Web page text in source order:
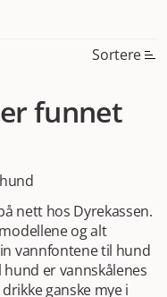
ut forskjellige
til hund er en
tekniske,
vann. I naturen
Du har sikkert hørt
vet de skal finne
Derfor er kanskje
så voldsomt
den firbente vennen
Sortere
funnet
nett hos Dyrekassen.
og alt
vannfontene til hund
er vannskålenes
ganske mye i